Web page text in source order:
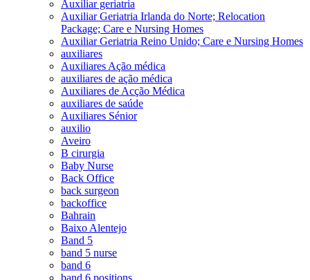
Auxiliar geriatria
Auxiliar Geriatria Irlanda do Norte; Relocation
Package; Care e Nursing Homes
Auxiliar Geriatria Reino Unido; Care e Nursing Homes
auxiliares
Auxiliares Ação médica
auxiliares de ação médica
Auxiliares de Acção Médica
auxiliares de saúde
Auxiliares Sénior
auxilio
Aveiro
B cirurgia
Baby Nurse
Back Office
back surgeon
backoffice
Bahrain
Baixo Alentejo
Band 5
band 5 nurse
band 6
band 6 positions